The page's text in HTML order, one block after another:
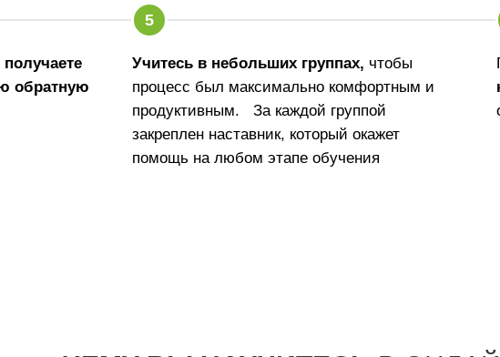
получаете
обратную
Учитесь в небольших группах, чтобы
процесс был максимально комфортным и
продуктивным. За каждой группой
закреплен наставник, который окажет
помощь на любом этапе обучения